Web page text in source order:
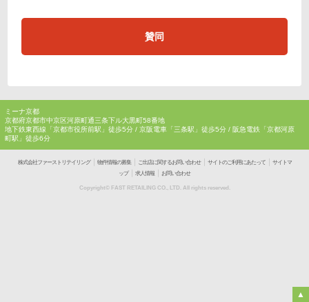
贊同
ミーナ京都
京都府京都市中京区河原町通三条下ル大黒町58番地
地下鉄東西線「京都市役所前駅」徒歩5分 / 京阪電車「三条駅」徒歩5分 / 阪急電鉄「京都河原
町駅」徒歩6分
株式会社ファーストリテイリング｜ 物件情報の募集｜ ご出店に関するお問い合わせ｜ サイトのご利用にあたって｜
サイトマ
ップ｜ 求人情報 お問い合わせ
Copyright© FAST RETAILING CO., LTD. All rights reserved.
▲